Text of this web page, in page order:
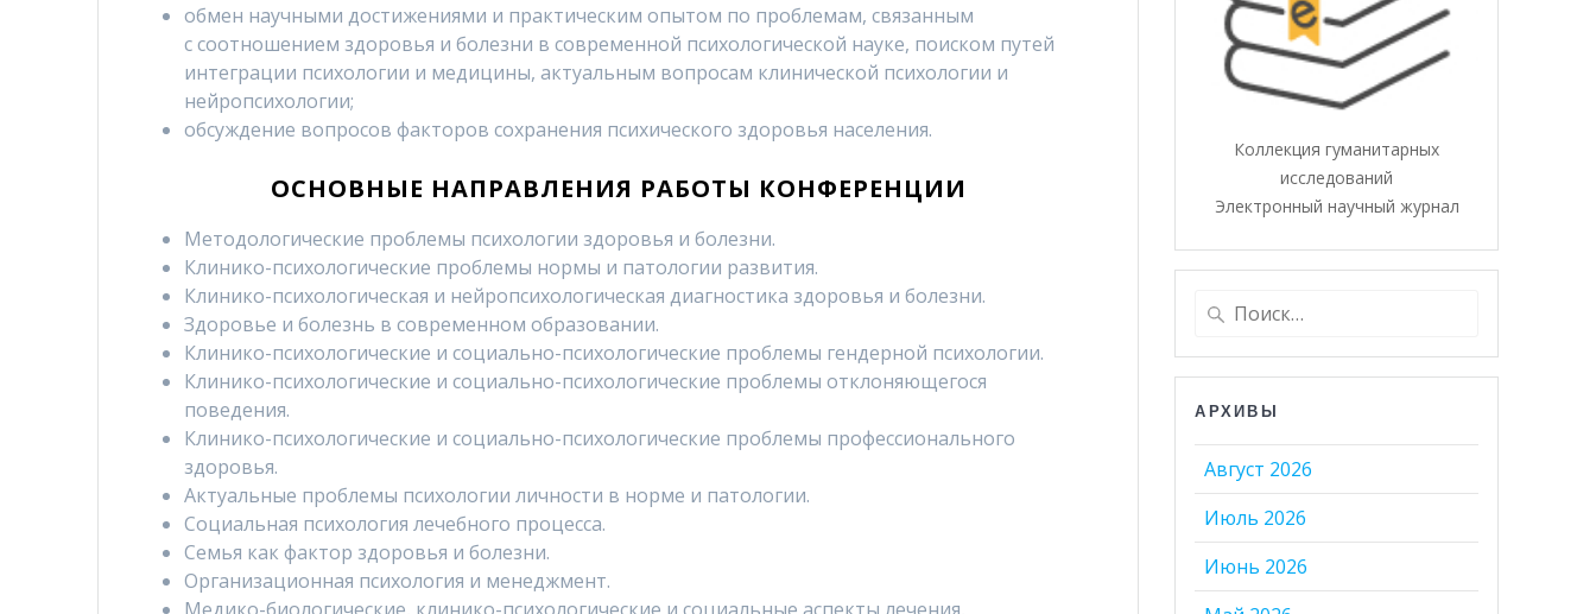
обмен научными достижениями и практическим опытом по проблемам, связанным
с соотношением здоровья и болезни в современной психологической науке, поиском путей
интеграции психологии и медицины, актуальным вопросам клинической психологии и
нейропсихологии;
обсуждение вопросов факторов сохранения психического здоровья населения.
ОСНОВНЫЕ НАПРАВЛЕНИЯ РАБОТЫ КОНФЕРЕНЦИИ
Методологические проблемы психологии здоровья и болезни.
Клинико-психологические проблемы нормы и патологии развития.
Клинико-психологическая и нейропсихологическая диагностика здоровья и болезни.
Здоровье и болезнь в современном образовании.
Клинико-психологические и социально-психологические проблемы гендерной психологии.
Клинико-психологические и социально-психологические проблемы отклоняющегося
поведения.
Клинико-психологические и социально-психологические проблемы профессионального
здоровья.
Актуальные проблемы психологии личности в норме и патологии.
Социальная психология лечебного процесса.
Семья как фактор здоровья и болезни.
Организационная психология и менеджмент.
Коллекция гуманитарных
исследований
Электронный научный журнал
Найти:
АРХИВЫ
Август 2026
Июль 2026
Июнь 2026